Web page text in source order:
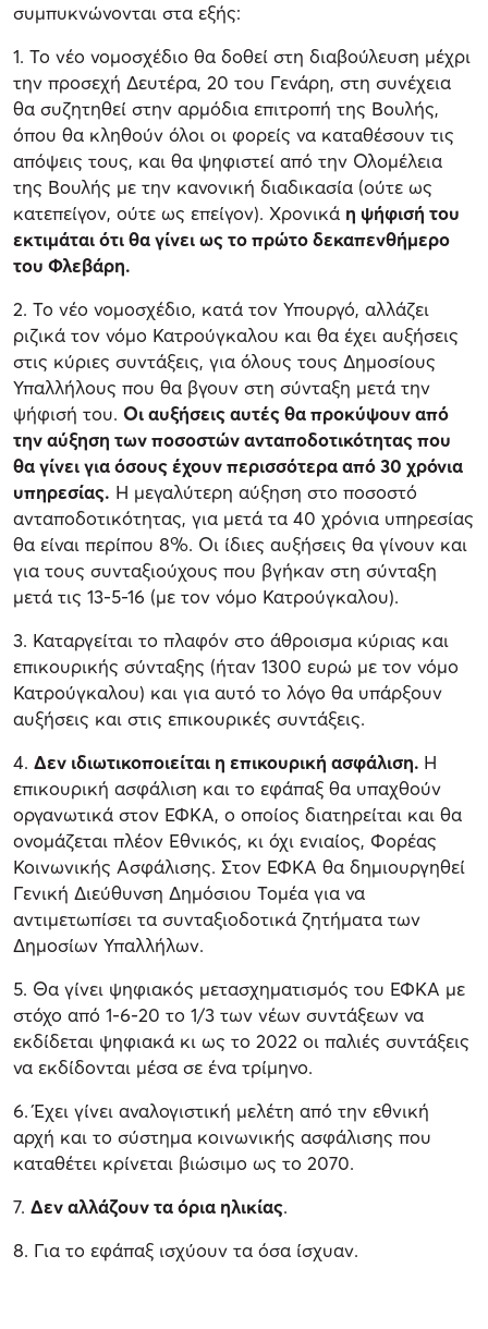
συμπυκνώνονται στα εξής:
1. Το νέο νομοσχέδιο θα δοθεί στη διαβούλευση μέχρι
την προσεχή Δευτέρα, 20 του Γενάρη, στη συνέχεια
θα συζητηθεί στην αρμόδια επιτροπή της Βουλής,
όπου θα κληθούν όλοι οι φορείς να καταθέσουν τις
απόψεις τους, και θα ψηφιστεί από την Ολομέλεια
της Βουλής με την κανονική διαδικασία (ούτε ως
κατεπείγον, ούτε ως επείγον). Χρονικά η ψήφισή του
εκτιμάται ότι θα γίνει ως το πρώτο δεκαπενθήμερο
του Φλεβάρη.
2. Το νέο νομοσχέδιο, κατά τον Υπουργό, αλλάζει
ριζικά τον νόμο Κατρούγκαλου και θα έχει αυξήσεις
στις κύριες συντάξεις, για όλους τους Δημοσίους
Υπαλλήλους που θα βγουν στη σύνταξη μετά την
ψήφισή του. Οι αυξήσεις αυτές θα προκύψουν από
την αύξηση των ποσοστών ανταποδοτικότητας που
θα γίνει για όσους έχουν περισσότερα από 30 χρόνια
υπηρεσίας. Η μεγαλύτερη αύξηση στο ποσοστό
ανταποδοτικότητας, για μετά τα 40 χρόνια υπηρεσίας
θα είναι περίπου 8%. Οι ίδιες αυξήσεις θα γίνουν και
για τους συνταξιούχους που βγήκαν στη σύνταξη
μετά τις 13-5-16 (με τον νόμο Κατρούγκαλου).
3. Καταργείται το πλαφόν στο άθροισμα κύριας και
επικουρικής σύνταξης (ήταν 1300 ευρώ με τον νόμο
Κατρούγκαλου) και για αυτό το λόγο θα υπάρξουν
αυξήσεις και στις επικουρικές συντάξεις.
4. Δεν ιδιωτικοποιείται η επικουρική ασφάλιση. Η
επικουρική ασφάλιση και το εφάπαξ θα υπαχθούν
οργανωτικά στον ΕΦΚΑ, ο οποίος διατηρείται και θα
ονομάζεται πλέον Εθνικός, κι όχι ενιαίος, Φορέας
Κοινωνικής Ασφάλισης. Στον ΕΦΚΑ θα δημιουργηθεί
Γενική Διεύθυνση Δημόσιου Τομέα για να
αντιμετωπίσει τα συνταξιοδοτικά ζητήματα των
Δημοσίων Υπαλλήλων.
5. Θα γίνει ψηφιακός μετασχηματισμός του ΕΦΚΑ με
στόχο από 1-6-20 το 1/3 των νέων συντάξεων να
εκδίδεται ψηφιακά κι ως το 2022 οι παλιές συντάξεις
να εκδίδονται μέσα σε ένα τρίμηνο.
6. Έχει γίνει αναλογιστική μελέτη από την εθνική
αρχή και το σύστημα κοινωνικής ασφάλισης που
καταθέτει κρίνεται βιώσιμο ως το 2070.
7. Δεν αλλάζουν τα όρια ηλικίας.
8. Για το εφάπαξ ισχύουν τα όσα ίσχυαν.